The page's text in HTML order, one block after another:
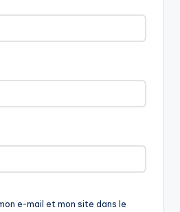
e-mail et mon site dans le